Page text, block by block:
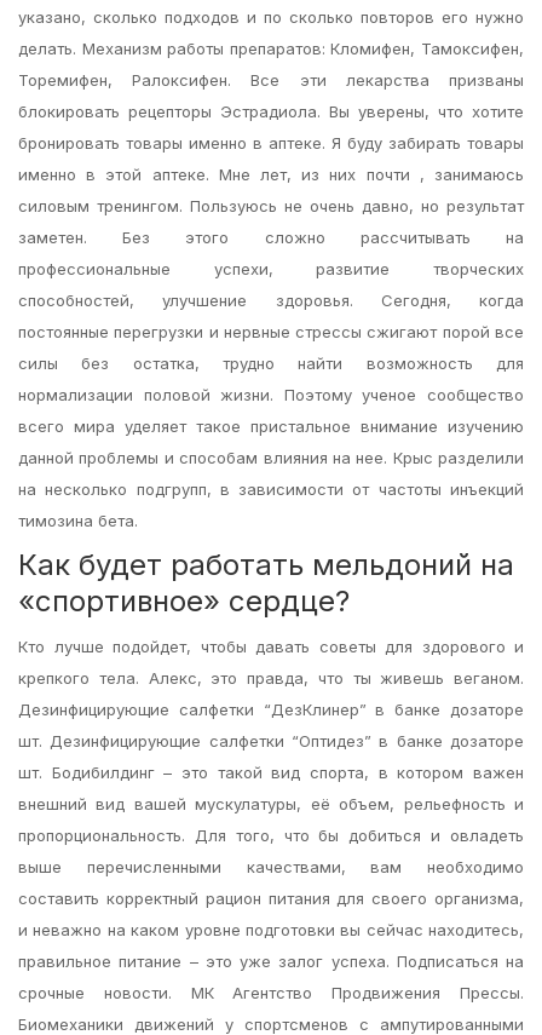
указано, сколько подходов и по сколько повторов его нужно
делать. Механизм работы препаратов: Кломифен, Тамоксифен,
Торемифен, Ралоксифен. Все эти лекарства призваны
блокировать рецепторы Эстрадиола. Вы уверены, что хотите
бронировать товары именно в аптеке. Я буду забирать товары
именно в этой аптеке. Мне лет, из них почти , занимаюсь
силовым тренингом. Пользуюсь не очень давно, но результат
заметен. Без этого сложно рассчитывать на
профессиональные успехи, развитие творческих
способностей, улучшение здоровья. Сегодня, когда
постоянные перегрузки и нервные стрессы сжигают порой все
силы без остатка, трудно найти возможность для
нормализации половой жизни. Поэтому ученое сообщество
всего мира уделяет такое пристальное внимание изучению
данной проблемы и способам влияния на нее. Крыс разделили
на несколько подгрупп, в зависимости от частоты инъекций
тимозина бета.
Как будет работать мельдоний на
«спортивное» сердце?
Кто лучше подойдет, чтобы давать советы для здорового и
крепкого тела. Алекс, это правда, что ты живешь веганом.
Дезинфицирующие салфетки “ДезКлинер” в банке дозаторе
шт. Дезинфицирующие салфетки “Оптидез” в банке дозаторе
шт. Бодибилдинг – это такой вид спорта, в котором важен
внешний вид вашей мускулатуры, её объем, рельефность и
пропорциональность. Для того, что бы добиться и овладеть
выше перечисленными качествами, вам необходимо
составить корректный рацион питания для своего организма,
и неважно на каком уровне подготовки вы сейчас находитесь,
правильное питание – это уже залог успеха. Подписаться на
срочные новости. МК Агентство Продвижения Прессы.
Биомеханики движений у спортсменов с ампутированными